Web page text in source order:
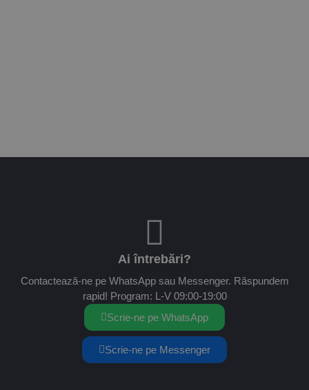
Ai întrebări?
Contactează-ne pe WhatsApp sau Messenger. Răspundem
rapid! Program: L-V 09:00-19:00
Scrie-ne pe WhatsApp
Scrie-ne pe Messenger